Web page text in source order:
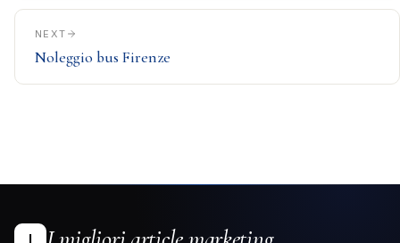
NEXT
Noleggio bus Firenze
I